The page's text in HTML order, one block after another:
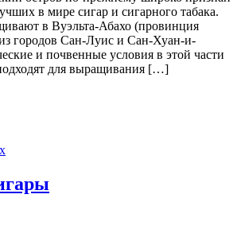
в мире сигар и сигарного табака.
в Вуэльта-Абахо (провинция
городов Сан-Луис и Сан-Хуан-и-
и почвенные условия в этой части
для выращивания […]